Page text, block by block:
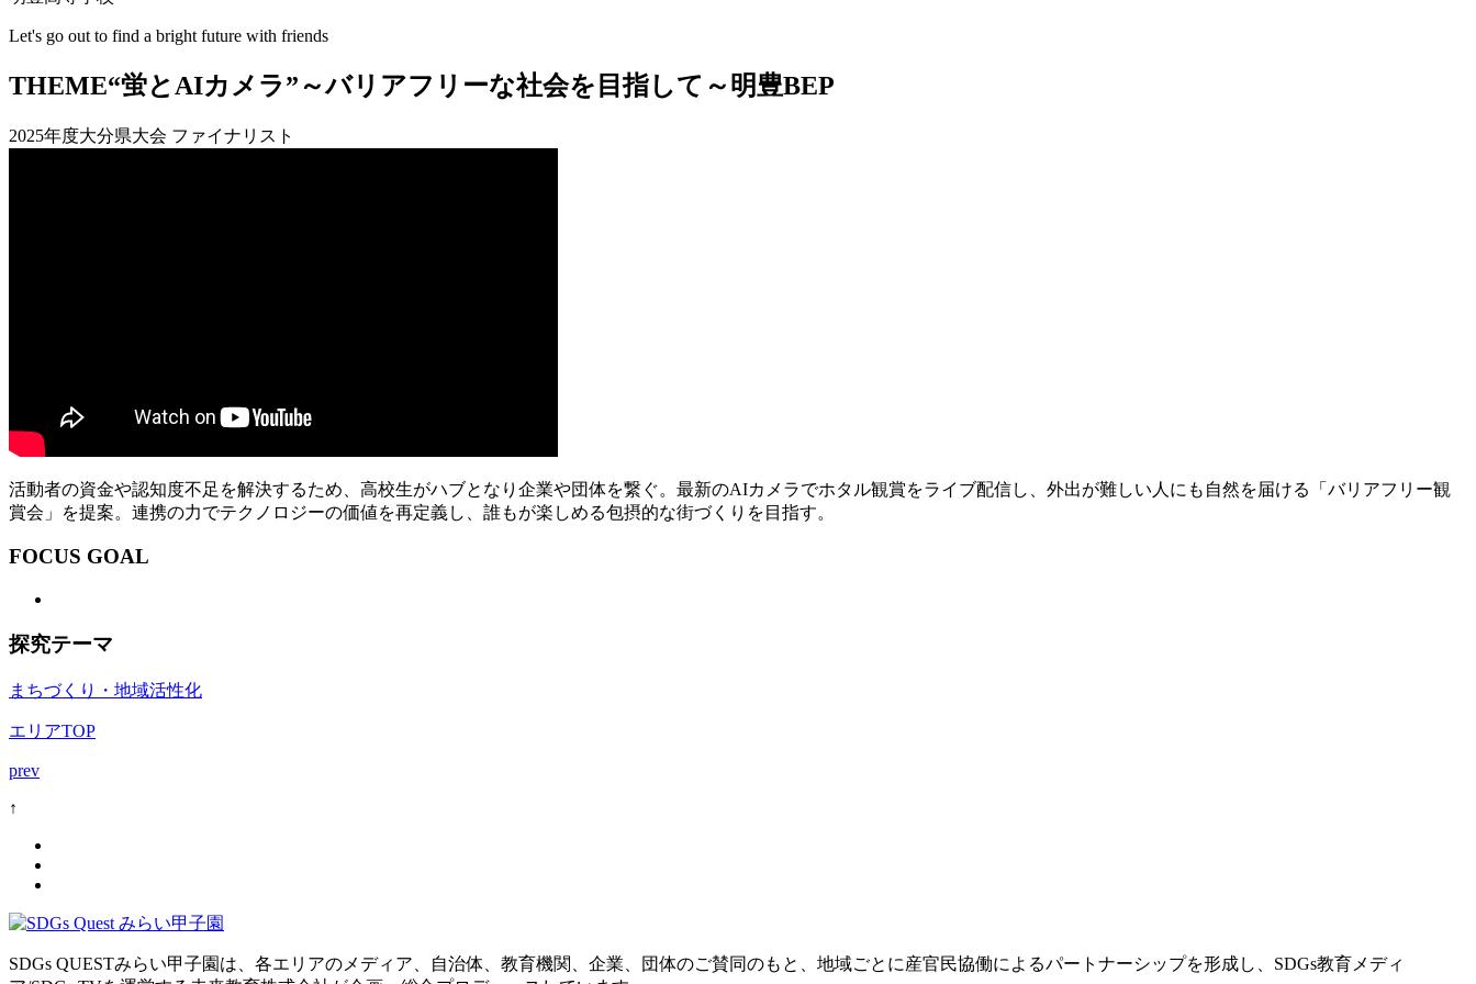
Let's go out to find a bright future with friends
THEME“蛍とAIカメラ”～バリアフリーな社会を目指して～明豊BEP
2025年度大分県大会 ファイナリスト
活動者の資金や認知度不足を解決するため、高校生がハブとなり企業や団体を繋ぐ。最新のAIカメラでホタル観賞をライブ配信し、外出が難しい人にも自然を届ける「バリアフリー観
賞会」を提案。連携の力でテクノロジーの価値を再定義し、誰もが楽しめる包摂的な街づくりを目指す。
FOCUS GOAL
探究テーマ
まちづくり・地域活性化
エリアTOP
prev
↑
SDGs QUESTみらい甲子園は、各エリアのメディア、自治体、教育機関、企業、団体のご賛同のもと、地域ごとに産官民協働によるパートナーシップを形成し、SDGs教育メディ